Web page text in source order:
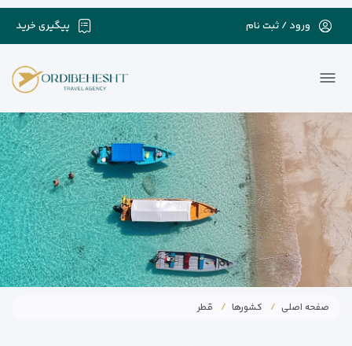
پیگیری خرید ورود / ثبت نام
صفحه اصلی کشورها قطر